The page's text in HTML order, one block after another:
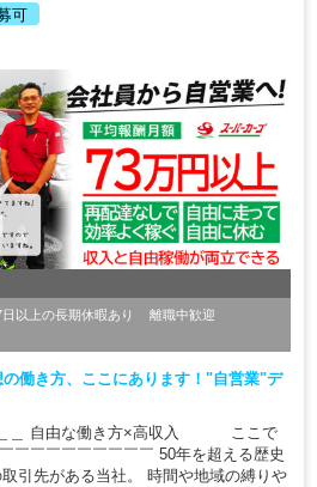
可
日以上の長期休暇あり
離職中歓迎
働き方、ここにあります！"自営業"デ
＿＿ 自由な働き方×高収入 ここで
￣￣￣￣￣￣￣￣￣ 50年を超える歴史
引先がある当社。 時間や地域の縛りや